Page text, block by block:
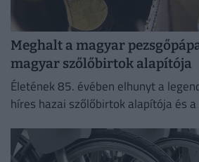
Meghalt a magyar
magyar szőlőbirtok alapítója
Életének 85. évében elhunyt a
híres hazai szőlőbirtok alapítója és